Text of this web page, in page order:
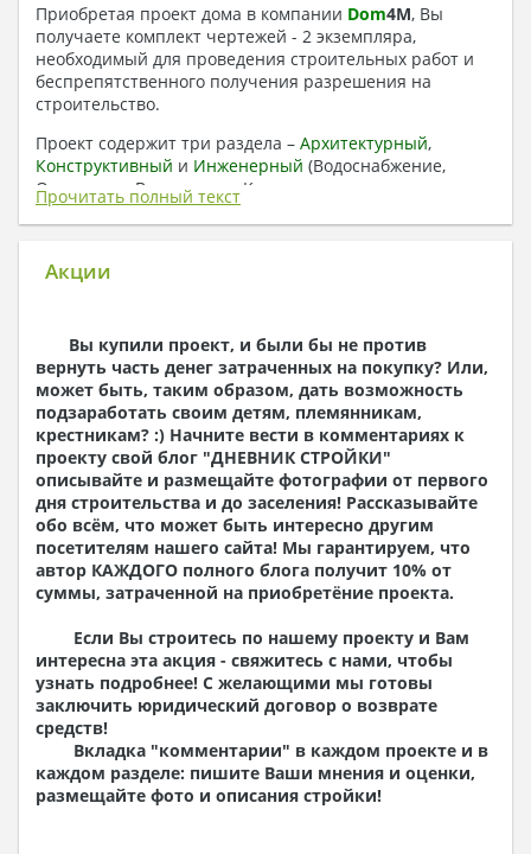
Приобретая проект дома в компании Dom4M, Вы
получаете комплект чертежей - 2 экземпляра,
необходимый для проведения строительных работ и
беспрепятственного получения разрешения на
строительство.
Проект содержит три раздела – Архитектурный,
Конструктивный и Инженерный (Водоснабжение,
Отопление, Вентиляция, Канализация,
Электроснабжение) + Пояснительная записка
Поэтажные кладочные планы
Поэтажные маркировочные планы с
экспликацией помещений
План кровли
Разрезы и состав конструкций
Фасады с ведомостью внешних отделок
Элементы проемов – спецификация
Ведомость перемычек – сечения и
спецификация
Экспликация полов
Объемы основных строительных материалов
Архитектурные узлы в конструкциях
Общие данные по проекту
Схемы расположения и расчеты фундаментов
Элементы каркаса – схемы расположения
Схема расположения перекрытий
Опоры перекрытия на стены или Узлы
армирования
Элементы кровли – схемы расположения
Чертежи отдельных элементов, узлы
Прочитать полный текст
Акции
Вы купили проект, и были бы не против
вернуть часть денег затраченных на покупку? Или,
может быть, таким образом, дать возможность
подзаработать своим детям, племянникам,
крестникам? :) Начните вести в комментариях к
проекту свой блог "ДНЕВНИК СТРОЙКИ"
описывайте и размещайте фотографии от первого
дня строительства и до заселения! Рассказывайте
обо всём, что может быть интересно другим
посетителям нашего сайта! Мы гарантируем, что
автор КАЖДОГО полного блога получит 10% от
суммы, затраченной на приобретёние проекта.
Если Вы строитесь по нашему проекту и Вам
интересна эта акция - свяжитесь с нами, чтобы
узнать подробнее! С желающими мы готовы
заключить юридический договор о возврате
средств!
Вкладка "комментарии" в каждом проекте и в
каждом разделе: пишите Ваши мнения и оценки,
размещайте фото и описания стройки!